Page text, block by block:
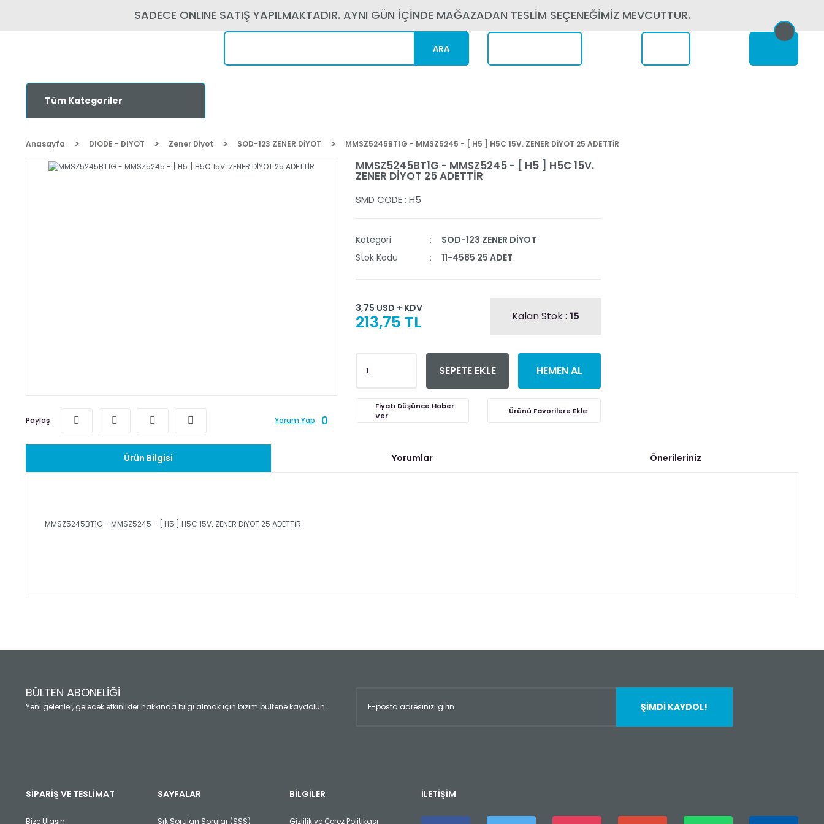
SADECE ONLINE SATIŞ YAPILMAKTADIR. AYNI GÜN İÇİNDE MAĞAZADAN TESLİM SEÇENEĞİMİZ MEVCUTTUR.
ARA
Tüm Kategoriler
Anasayfa DIODE - DIYOT Zener Diyot SOD-123 ZENER DİYOT MMSZ5245BT1G - MMSZ5245 - [ H5 ] H5C 15V. ZENER DİYOT 25 ADETTİR
Paylaş Yorum Yap 0
MMSZ5245BT1G - MMSZ5245 - [ H5 ] H5C 15V.
ZENER DİYOT 25 ADETTİR
SMD CODE : H5
Kategori
SOD-123 ZENER DİYOT
Stok Kodu
11-4585 25 ADET
3,75 USD + KDV
213,75 TL Kalan Stok : 15
SEPETE EKLE HEMEN AL
Fiyatı Düşünce Haber
Ver
Ürün Bilgisi Yorumlar Önerileriniz
MMSZ5245BT1G - MMSZ5245 - [ H5 ] H5C 15V. ZENER DİYOT 25 ADETTİR
Yorum Yaz
Ürün açıklamasında eksik bilgiler bulunuyor.
Ürün fiyatı diğer sitelerden daha pahalı.
Bu ürüne benzer farklı alternatifler olmalı.
BÜLTEN ABONELİĞİ
Yeni gelenler, gelecek etkinlikler hakkında bilgi almak için bizim bültene kaydolun. ŞİMDİ KAYDOL!
SİPARİŞ VE TESLİMAT
Bize Ulaşın
SAYFALAR
Sık Sorulan Sorular (SSS)
BİLGİLER
Gizlilik ve Çerez Politikası
İLETİŞİM